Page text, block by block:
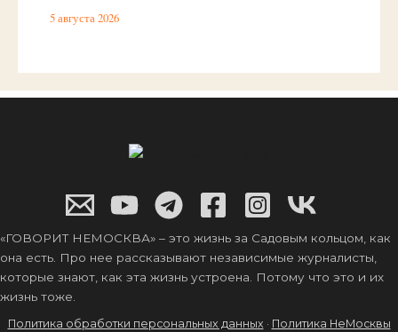
5 августа 2026
«ГОВОРИТ НЕМОСКВА» – это жизнь за Садовым кольцом, как
она есть. Про нее рассказывают независимые журналисты,
которые знают, как эта жизнь устроена. Потому что это и их
жизнь тоже.
Политика обработки персональных данных · Политика НеМосквы